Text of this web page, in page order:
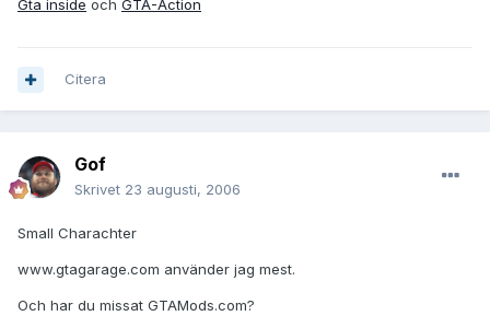
Gta inside och GTA-Action
Citera
Gof
Skrivet 23 augusti, 2006
Small Charachter
www.gtagarage.com använder jag mest.
Och har du missat GTAMods.com?